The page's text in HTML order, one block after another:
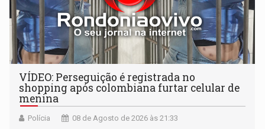
VÍDEO: Perseguição é registrada no
shopping após colombiana furtar celular de
menina
Polícia 08 de Agosto de 2026 às 21:33